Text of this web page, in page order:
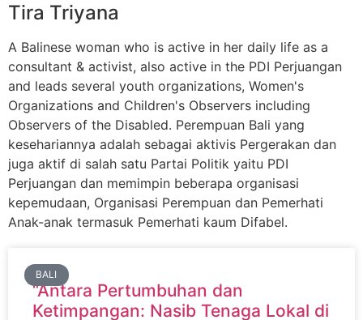
Tira Triyana
A Balinese woman who is active in her daily life as a
consultant & activist, also active in the PDI Perjuangan
and leads several youth organizations, Women's
Organizations and Children's Observers including
Observers of the Disabled. Perempuan Bali yang
kesehariannya adalah sebagai aktivis Pergerakan dan
juga aktif di salah satu Partai Politik yaitu PDI
Perjuangan dan memimpin beberapa organisasi
kepemudaan, Organisasi Perempuan dan Pemerhati
Anak-anak termasuk Pemerhati kaum Difabel.
BALI
“Antara Pertumbuhan dan
Ketimpangan: Nasib Tenaga Lokal di